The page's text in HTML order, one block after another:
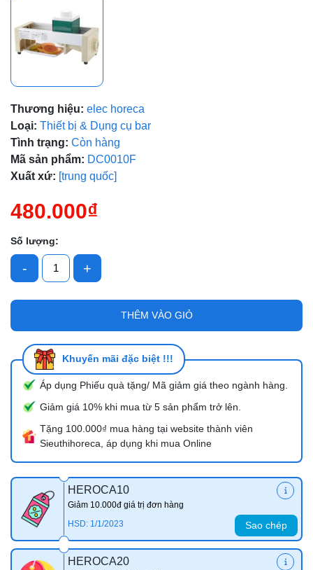
Thương hiệu: elec horeca
Loại: Thiết bị & Dụng cụ bar
Tình trạng: Còn hàng
Mã sản phẩm: DC0010F
Xuất xứ: [trung quốc]
480.000₫
Số lượng:
- +
THÊM VÀO GIỎ
Khuyến mãi đặc biệt !!!
Áp dụng Phiếu quà tặng/ Mã giảm giá theo ngành hàng.
Giảm giá 10% khi mua từ 5 sản phẩm trở lên.
Tặng 100.000₫ mua hàng tại website thành viên
Sieuthihoreca, áp dụng khi mua Online
HEROCA10
Giảm 10.000đ giá trị đơn hàng
HSD: 1/1/2023
Sao chép
HEROCA20
Ngày hết hạn:
Điều kiện: